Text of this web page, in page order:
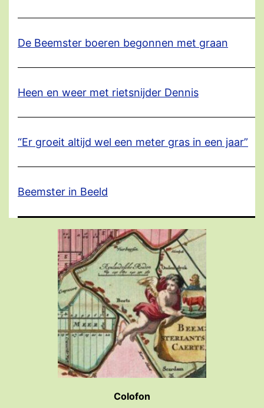
De Beemster boeren begonnen met graan
Heen en weer met rietsnijder Dennis
“Er groeit altijd wel een meter gras in een jaar”
Beemster in Beeld
Colofon